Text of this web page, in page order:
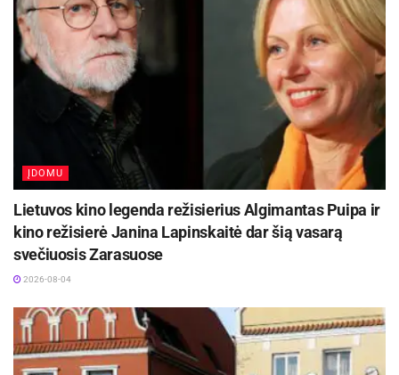
ĮDOMU
Lietuvos kino legenda režisierius Algimantas Puipa ir
kino režisierė Janina Lapinskaitė dar šią vasarą
svečiuosis Zarasuose
2026-08-04